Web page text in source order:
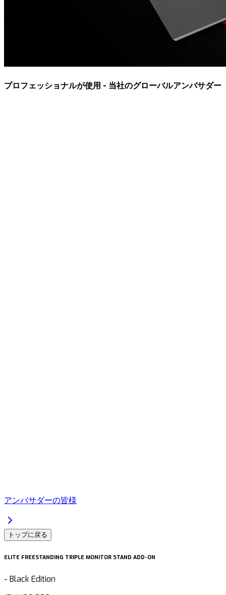
プロフェッショナルが使用 - 当社のグローバルアンバサダー
アンバサダーの皆様
トップに戻る
ELITE FREESTANDING TRIPLE MONITOR STAND ADD-ON
- Black Edition